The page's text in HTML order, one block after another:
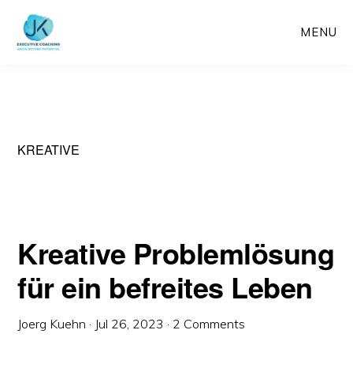
Skip
MENU
KREATIVE
Kreative Problemlösung
für ein befreites Leben
Joerg Kuehn · Jul 26, 2023 · 2 Comments